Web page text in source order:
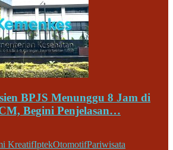
BPJS Menunggu 8 Jam di
Begini Penjelasan…
KreatifIptekOtomotifPariwisata